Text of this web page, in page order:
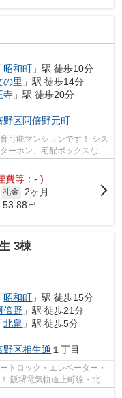
「昭和町 」駅 徒歩10分
の里 」駅 徒歩14分
寺 」駅 徒歩20分
野区阿倍野元町
マンションです！ シス
ーホン、宅配ボックスなど
費等：- )
礼金
2ヶ月
53.88㎡
3棟
「昭和町 」駅 徒歩15分
倍野 」駅 徒歩21分
「北畠 」駅 徒歩5分
野区相生通 １丁目
トロック・エレベーター・